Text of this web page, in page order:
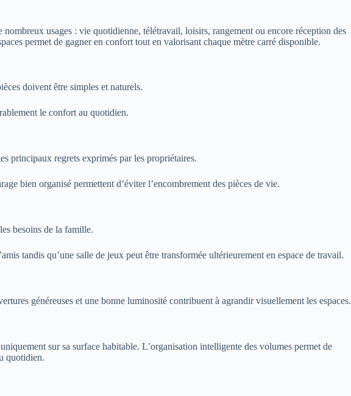
usages : vie quotidienne, télétravail, loisirs, rangement ou encore réception des
permet de gagner en confort tout en valorisant chaque mètre carré disponible.
doivent être simples et naturels.
le confort au quotidien.
principaux regrets exprimés par les propriétaires.
bien organisé permettent d’éviter l’encombrement des pièces de vie.
besoins de la famille.
tandis qu’une salle de jeux peut être transformée ultérieurement en espace de travail.
généreuses et une bonne luminosité contribuent à agrandir visuellement les espaces.
sur sa surface habitable. L’organisation intelligente des volumes permet de
quotidien.